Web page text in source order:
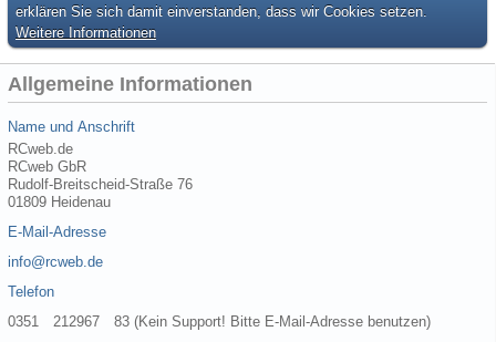
erklären Sie sich damit einverstanden, dass wir Cookies setzen.
Weitere Informationen
Allgemeine Informationen
Name und Anschrift
RCweb.de
RCweb GbR
Rudolf-Breitscheid-Straße 76
01809 Heidenau
E-Mail-Adresse
info@rcweb.de
Telefon
0351 212967 83 (Kein Support! Bitte E-Mail-Adresse benutzen)